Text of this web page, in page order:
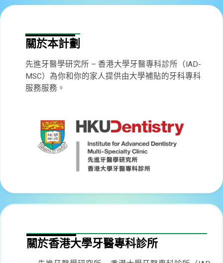
關於本計劃
先進牙醫學研究所 – 香港大學牙醫專科診所（IAD-
MSC）為你和你的家人提供由大學補貼的牙科專科
服務服務。
關於香港大學牙醫專科診所